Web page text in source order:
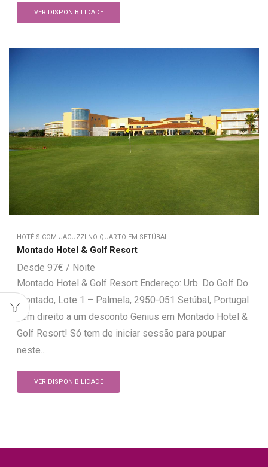
VER DISPONIBILIDADE
HOTÉIS COM JACUZZI NO QUARTO EM SETÚBAL
Montado Hotel & Golf Resort
97€
Montado Hotel & Golf Resort Endereço: Urb. Do Golf Do
Montado, Lote 1 – Palmela, 2950-051 Setúbal, Portugal
Tem direito a um desconto Genius em Montado Hotel &
Golf Resort! Só tem de iniciar sessão para poupar
neste...
VER DISPONIBILIDADE